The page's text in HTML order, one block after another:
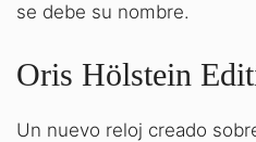
se debe su nombre.
Oris Hölstein
Un nuevo reloj creado